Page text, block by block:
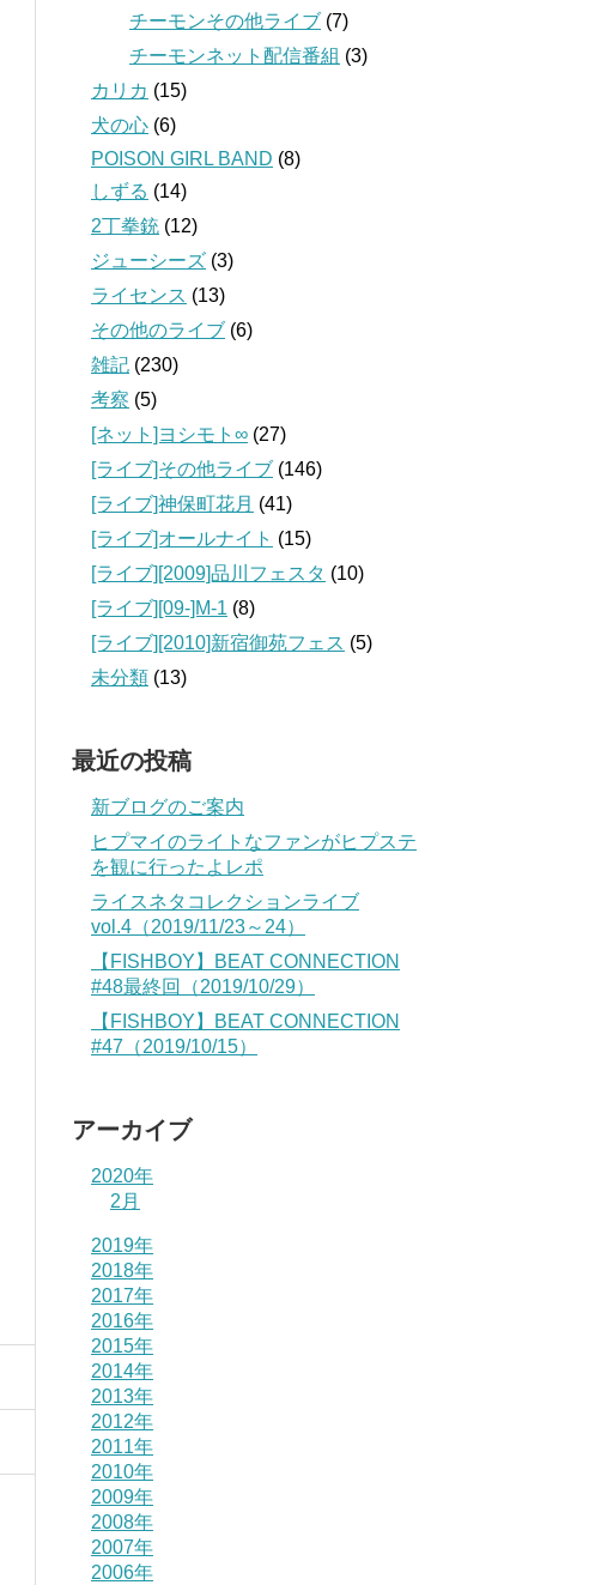
チーモンその他ライブ (7)
チーモンネット配信番組 (3)
カリカ (15)
犬の心 (6)
POISON GIRL BAND (8)
しずる (14)
2丁拳銃 (12)
ジューシーズ (3)
ライセンス (13)
その他のライブ (6)
雑記 (230)
考察 (5)
[ネット]ヨシモト∞ (27)
[ライブ]その他ライブ (146)
[ライブ]神保町花月 (41)
[ライブ]オールナイト (15)
[ライブ][2009]品川フェスタ (10)
[ライブ][09‐]M-1 (8)
[ライブ][2010]新宿御苑フェス (5)
未分類 (13)
最近の投稿
新ブログのご案内
ヒプマイのライトなファンがヒプステ
を観に行ったよレポ
ライスネタコレクションライブ
vol.4（2019/11/23～24）
【FISHBOY】BEAT CONNECTION
#48最終回（2019/10/29）
【FISHBOY】BEAT CONNECTION
#47（2019/10/15）
アーカイブ
2020年
2月
2019年
2018年
2017年
2016年
2015年
2014年
2013年
2012年
2011年
2010年
2009年
2008年
2007年
2006年